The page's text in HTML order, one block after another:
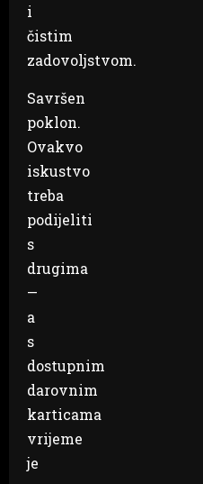
i
čistim
zadovoljstvom.
Savršen
poklon.
Ovakvo
iskustvo
treba
podijeliti
s
drugima
—
a
s
dostupnim
darovnim
karticama
vrijeme
je